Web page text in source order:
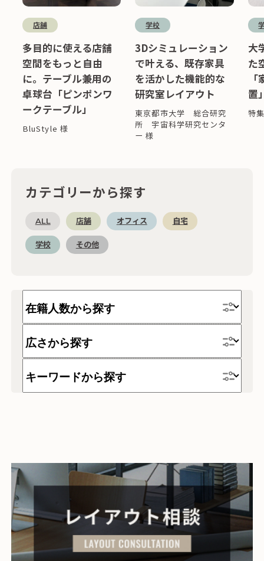
カテゴリーから探す
ALL 店舗 オフィス 自宅
学校 その他
店舗
多目的に使える店舗
空間をもっと自由
に。テーブル兼用の
卓球台「ピンポンワ
ークテーブル」
BluStyle 様
学校
3Dシミュレーション
で叶える、既存家具
を活かした機能的な
研究室レイアウト
東京都市大学 総合研究
所 宇宙科学研究センタ
ー 様
大
た
置
特